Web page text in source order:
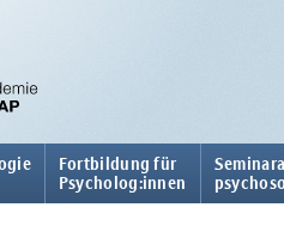
Fortbildung für
Psycholog:innen